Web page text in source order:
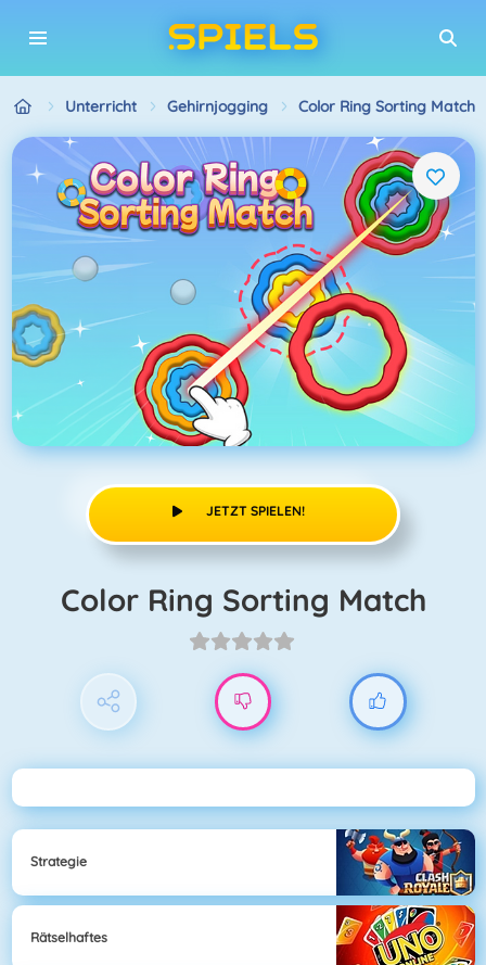
Unterricht Gehirnjogging Color Ring Sorting Match
JETZT SPIELEN!
Color Ring Sorting Match
Strategie
Rätselhaftes